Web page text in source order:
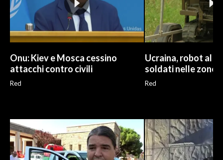
Onu: Kiev e Mosca cessino
attacchi contro civili
Red
Ucraina, robot al
soldati nelle zone
Red